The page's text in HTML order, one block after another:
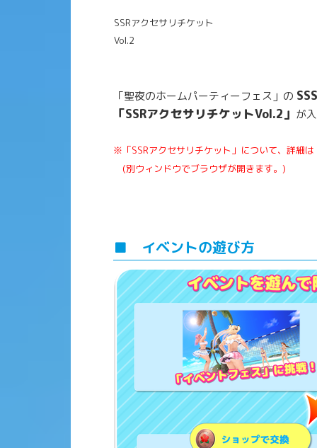
SSRアクセサリチケット
Vol.2
「聖夜のホームパーティーフェス」の
「SSRアクセサリチケットVol.2」 が
※「SSRアクセサリチケット」について、詳細は
(別ウィンドウでブラウザが開きます。)
■ イベントの遊び方